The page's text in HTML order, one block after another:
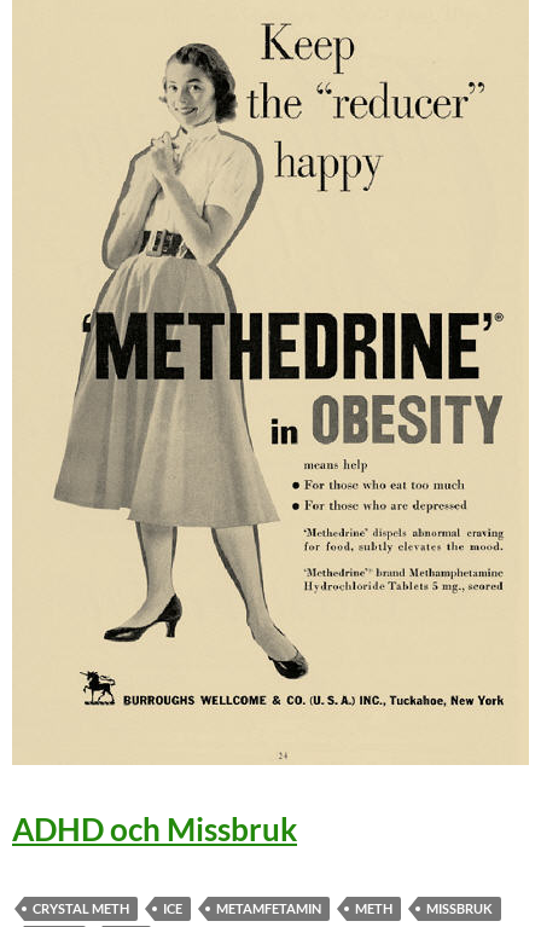
ADHD och Missbruk
CRYSTAL METH ICE METAMFETAMIN METH
MISSBRUK